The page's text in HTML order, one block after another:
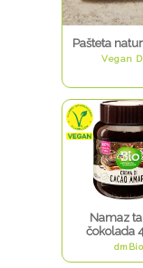
Pašteta
Vegan
Namaz
čokolada
dmBio